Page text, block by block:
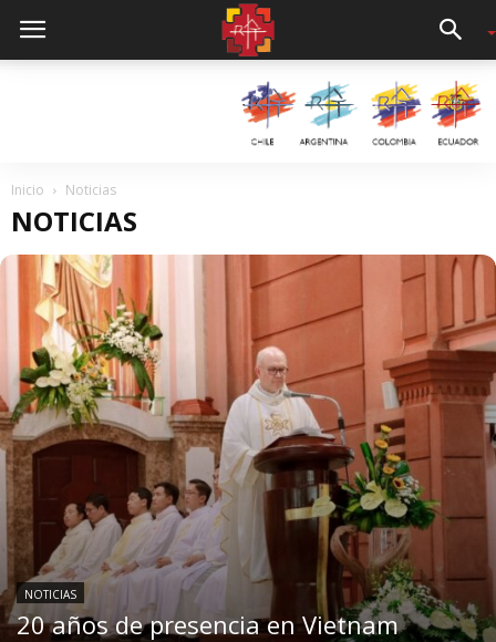
Inicio Noticias
NOTICIAS
NOTICIAS
20 años de presencia en Vietnam